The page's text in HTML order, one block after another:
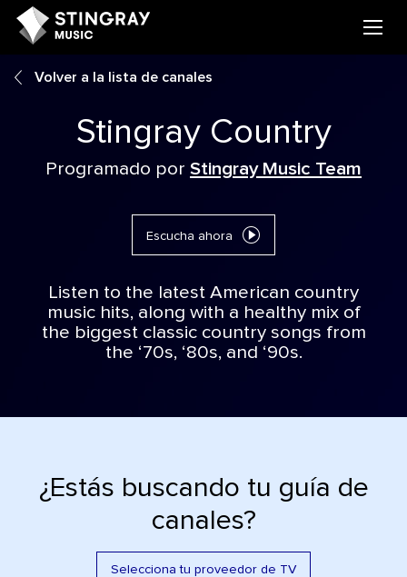
Volver a la lista de canales
Stingray Country
Programado por Stingray Music Team
Escucha ahora
Listen to the latest American country
music hits, along with a healthy mix of
the biggest classic country songs from
the ‘70s, ‘80s, and ‘90s.
¿Estás buscando tu guía de
canales?
Selecciona tu proveedor de TV